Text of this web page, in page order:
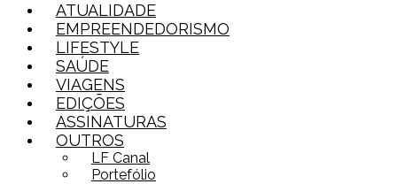
ATUALIDADE
EMPREENDEDORISMO
LIFESTYLE
SAÚDE
VIAGENS
EDIÇÕES
ASSINATURAS
OUTROS
LF Canal
Portefólio